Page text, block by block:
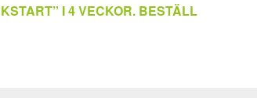
I 4 VECKOR. BESTÄLL